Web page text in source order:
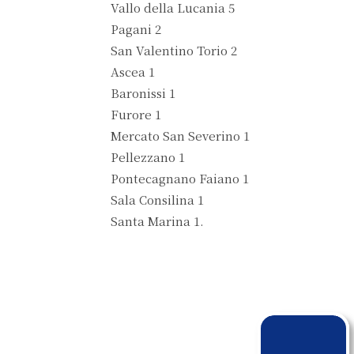
Vallo della Lucania 5
Pagani 2
San Valentino Torio 2
Ascea 1
Baronissi 1
Furore 1
Mercato San Severino 1
Pellezzano 1
Pontecagnano Faiano 1
Sala Consilina 1
Santa Marina 1.